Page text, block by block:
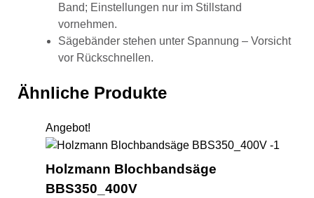
Band; Einstellungen nur im Stillstand
vornehmen.
Sägebänder stehen unter Spannung – Vorsicht
vor Rückschnellen.
Ähnliche Produkte
Angebot!
Holzmann Blochbandsäge
BBS350_400V